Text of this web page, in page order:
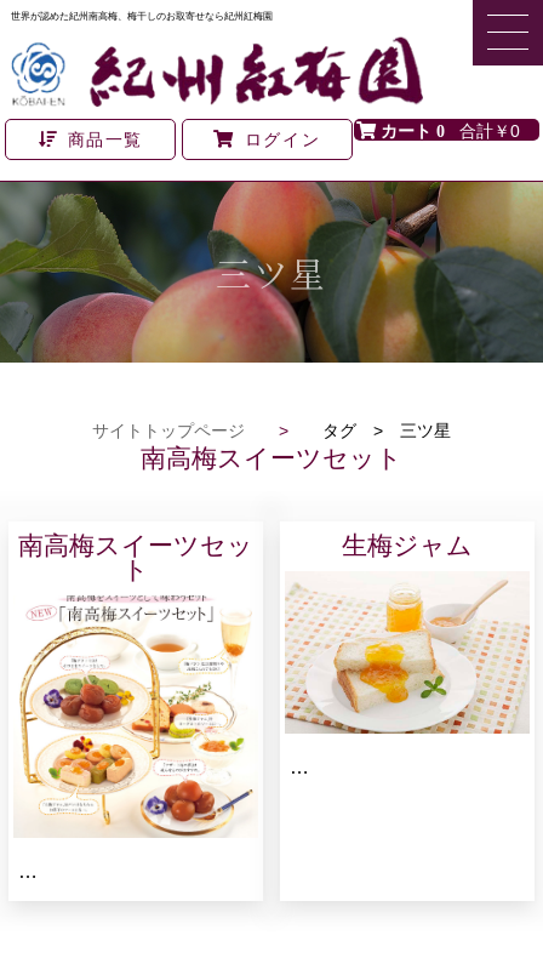
世界が認めた紀州南高梅、梅干しのお取寄せなら紀州紅梅園
商品一覧 ログイン 0 ￥0
三ツ星
サイトトップページ > タグ > 三ツ星
南高梅スイーツセット
南高梅スイーツセッ
ト
…
生梅ジャム
…